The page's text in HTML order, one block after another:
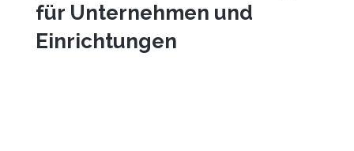
für Unternehmen und
Einrichtungen